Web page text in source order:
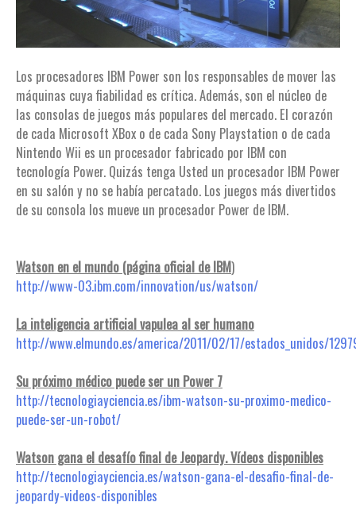
Los procesadores IBM Power son los responsables de mover las
máquinas cuya fiabilidad es crítica. Además, son el núcleo de
las consolas de juegos más populares del mercado. El corazón
de cada Microsoft XBox o de cada Sony Playstation o de cada
Nintendo Wii es un procesador fabricado por IBM con
tecnología Power. Quizás tenga Usted un procesador IBM Power
en su salón y no se había percatado. Los juegos más divertidos
de su consola los mueve un procesador Power de IBM.
Watson en el mundo (página oficial de IBM)
http://www-03.ibm.com/innovation/us/watson/
La inteligencia artificial vapulea al ser humano
http://www.elmundo.es/america/2011/02/17/estados_unidos/
Su próximo médico puede ser un Power 7
http://tecnologiayciencia.es/ibm-watson-su-proximo-medico-
puede-ser-un-robot/
Watson gana el desafío final de Jeopardy. Vídeos disponibles
http://tecnologiayciencia.es/watson-gana-el-desafio-final-de-
jeopardy-videos-disponibles